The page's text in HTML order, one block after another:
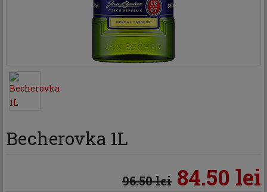
Becherovka 1L
96.50 lei 84.50 lei